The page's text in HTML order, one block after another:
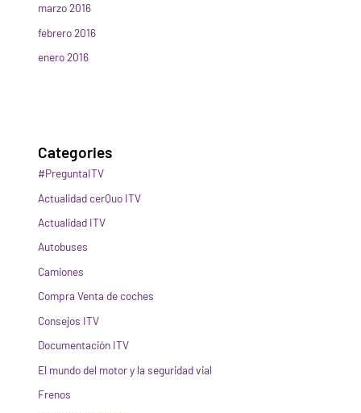
marzo 2016
febrero 2016
enero 2016
Categories
#PreguntaITV
Actualidad cerQuo ITV
Actualidad ITV
Autobuses
Camiones
Compra Venta de coches
Consejos ITV
Documentación ITV
El mundo del motor y la seguridad vial
Frenos